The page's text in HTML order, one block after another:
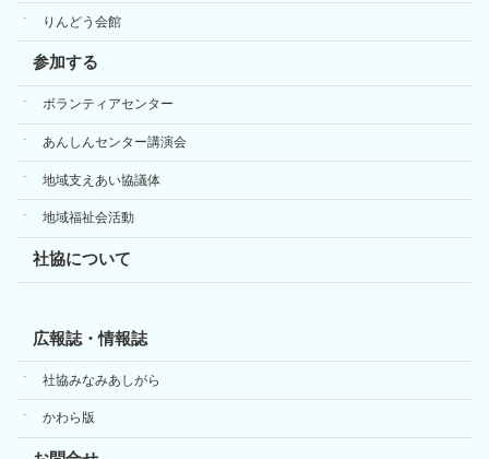
りんどう会館
参加する
ボランティアセンター
あんしんセンター講演会
地域支えあい協議体
地域福祉会活動
社協について
広報誌・情報誌
社協みなみあしがら
かわら版